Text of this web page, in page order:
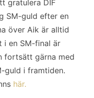
gratulera DIF
SM-guld efter en
över Aik är alltid
i en SM-final är
fortsätt gärna med
guld i framtiden.
här.